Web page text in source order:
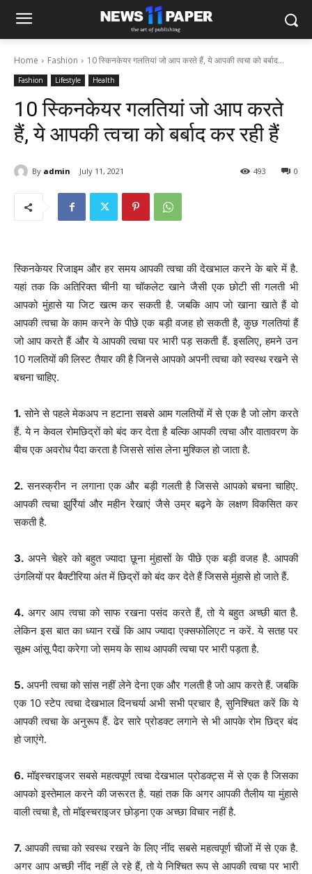
Home Fashion 10 स्किनकेयर गलतियां जो आप करते हैं, ये आपकी त्वचा को बर्बाद...
Fashion Lifestyle Health
10 स्किनकेयर गलतियां जो आप करते
हैं, ये आपकी त्वचा को बर्बाद कर रही हैं
By admin July 11, 2021 0
493
स्किनकेयर रिजाइम और हर समय आपकी त्वचा की देखभाल करने के बारे में है.
यहां तक ​​​​कि अतिरिक्त चीनी या चॉकलेट खाने जैसी एक छोटी सी गलती भी
आपको मुंहासे या जिट खत्म कर सकती है. जबकि आप जो खाना खाते हैं वो
आपकी त्वचा के काम करने के पीछे एक बड़ी वजह हो सकती है, कुछ गलतियां हैं
जो आप करते हैं और ये आपकी त्वचा पर भारी पड़ सकती हैं. इसलिए, हमने उन
10 गलतियों की लिस्ट तैयार की है जिनसे आपको अपनी त्वचा को स्वस्थ रखने से
बचना चाहिए.
1. सोने से पहले मेकअप न हटाना सबसे आम गलतियों में से एक है जो लोग करते
हैं. ये न केवल रोमछिद्रों को बंद कर देता है बल्कि आपकी त्वचा और वातावरण के
बीच एक अवरोध पैदा करता है जिससे सांस लेना मुश्किल हो जाता है.
2. सनस्क्रीन न लगाना एक और बड़ी गलती है जिससे आपको बचना चाहिए.
आपकी त्वचा झुर्रियां और महीन रेखाएं जैसे उम्र बढ़ने के लक्षण विकसित कर
सकती है.
3. अपने चेहरे को बहुत ज्यादा छूना मुंहासों के पीछे एक बड़ी वजह है. आपकी
उंगलियों पर बैक्टीरिया अंत में छिद्रों को बंद कर देते हैं जिससे मुंहासे हो जाते हैं.
4. अगर आप त्वचा को साफ रखना पसंद करते हैं, तो ये बहुत अच्छी बात है.
लेकिन इस बात का ध्यान रखें कि आप ज्यादा एक्सफोलिएट न करें. ये सतह पर
सूक्ष्म आंसू पैदा करेगा जो समय के साथ आपकी त्वचा पर भारी पड़ता है.
5. अपनी त्वचा को सांस नहीं लेने देना एक और गलती है जो आप करते हैं. जबकि
एक 10 स्टेप त्वचा देखभाल दिनचर्या अभी सभी प्रचार है, सुनिश्चित करें कि ये
आपकी त्वचा के अनुरूप हैं. ढेर सारे प्रोडक्ट लगाने से भी आपके रोम छिद्र बंद
हो जाएंगे.
6. मॉइस्चराइजर सबसे महत्वपूर्ण त्वचा देखभाल प्रोडक्ट्स में से एक है जिसका
आपको इस्तेमाल करने की जरूरत है. यहां तक ​​​​कि अगर आपकी तैलीय या मुंहासे
वाली त्वचा है, तो मॉइस्चराइजर छोड़ना एक अच्छा विचार नहीं है.
7. आपकी त्वचा को स्वस्थ रखने के लिए नींद सबसे महत्वपूर्ण चीजों में से एक है.
अगर आप अच्छी नींद नहीं ले रहे हैं, तो ये निश्चित रूप से आपकी त्वचा पर भारी